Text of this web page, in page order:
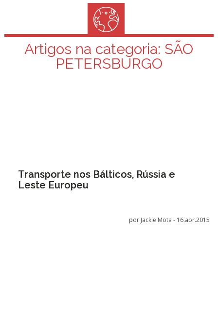
Artigos na categoria: SÃO
PETERSBURGO
Transporte nos Bálticos, Rússia e
Leste Europeu
por Jackie Mota - 16.abr.2015